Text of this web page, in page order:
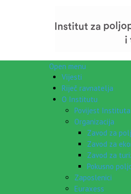
Open menu
Vijesti
Riječ ravnatelja
O Institutu
Povijest Instituta
Organizacija
Zavod za
Zavod za
Zavod za
Pokusno
Zaposlenici
Euraxess